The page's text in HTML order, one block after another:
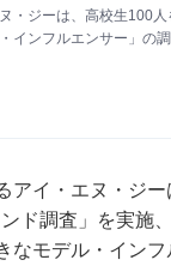
・ジーは、高校生100
インフルエンサー」の
アイ・エヌ・ジ
ド調査」を実施
モデル・イン